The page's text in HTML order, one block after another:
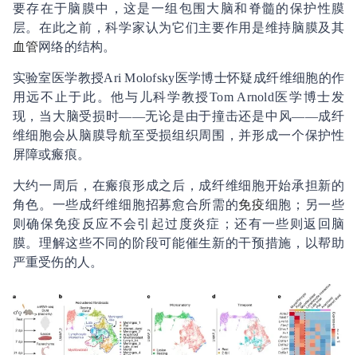
要存在于脑膜中，这是一组包围大脑和脊髓的保护性膜
层。在此之前，科学家认为它们主要作用是维持脑膜及其
血管网络的结构。
实验室医学教授Ari Molofsky医学博士怀疑成纤维细胞的作
用远不止于此。他与儿科学教授Tom Arnold医学博士发
现，当大脑受损时——无论是由于撞击还是中风——成纤
维细胞会从脑膜导航至受损组织周围，并形成一个保护性
屏障或瘢痕。
大约一周后，在瘢痕形成之后，成纤维细胞开始承担新的
角色。一些成纤维细胞招募愈合所需的免疫细胞；另一些
则确保免疫反应不会引起过度炎症；还有一些则返回脑
膜。理解这些不同的阶段可能催生新的干预措施，以帮助
严重受伤的人。